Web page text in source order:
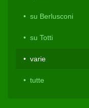
su Berlusconi
su Totti
varie
tutte